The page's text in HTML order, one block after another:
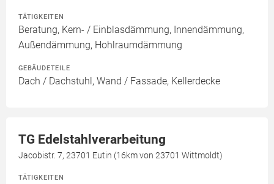
TÄTIGKEITEN
Beratung, Kern- / Einblasdämmung, Innendämmung,
Außendämmung, Hohlraumdämmung
GEBÄUDETEILE
Dach / Dachstuhl, Wand / Fassade, Kellerdecke
TG Edelstahlverarbeitung
Jacobistr. 7, 23701 Eutin (16km von 23701 Wittmoldt)
TÄTIGKEITEN